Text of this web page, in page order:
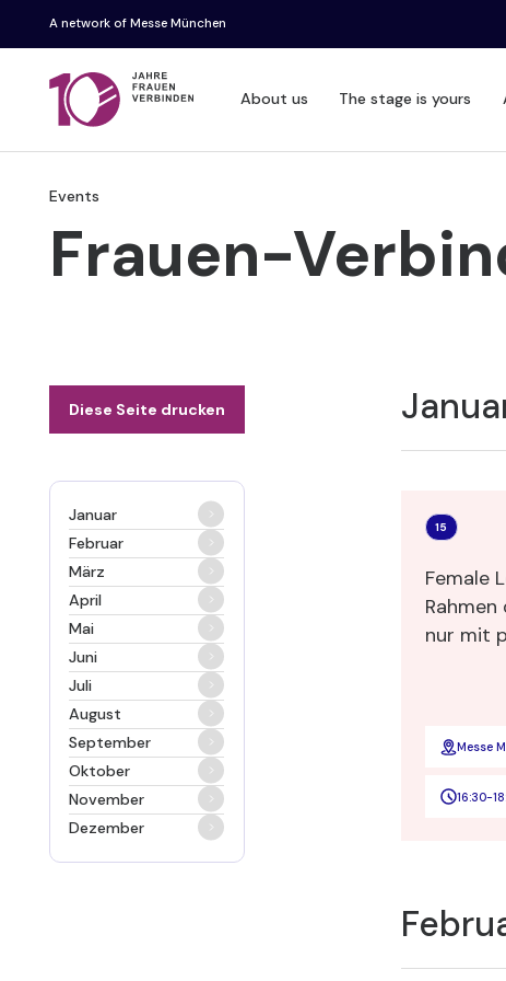
A network of Messe München
About us The stage is yours
Events
Frauen-
Diese Seite drucken
Januar
Februar
März
April
Mai
Juni
Juli
August
September
Oktober
November
Dezember
15
Female
Rahmen
nur mit
Messe
16:30-